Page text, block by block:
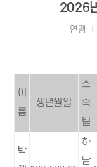
2026
연맹
이
름
생년월일
소
속
팀
박
하
남